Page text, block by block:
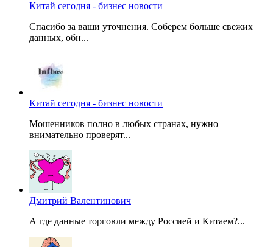
Китай сегодня - бизнес новости
Спасибо за ваши уточнения. Соберем больше свежих
данных, обн...
Китай сегодня - бизнес новости
Мошенников полно в любых странах, нужно
внимательно проверят...
Дмитрий Валентинович
А где данные торговли между Россией и Китаем?...